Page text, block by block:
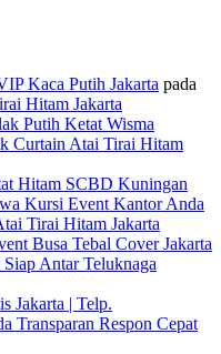
Kaca Putih Jakarta pada
Hitam Jakarta
Putih Ketat Wisma
Curtain Atai Tirai Hitam
Hitam SCBD Kuningan
Kursi Event Kantor Anda
Tirai Hitam Jakarta
Busa Tebal Cover Jakarta
Antar Teluknaga
Jakarta | Telp.
Transparan Respon Cepat